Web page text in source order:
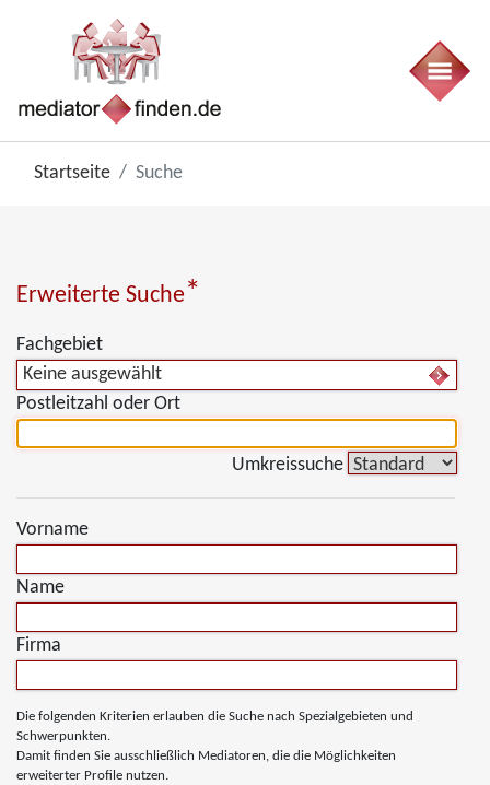
Startseite Suche
Erweiterte Suche*
Fachgebiet
Keine ausgewählt
Postleitzahl oder Ort
Umkreissuche
Vorname
Name
Firma
Die folgenden Kriterien erlauben die Suche nach Spezialgebieten und
Schwerpunkten.
Damit finden Sie ausschließlich Mediatoren, die die Möglichkeiten
erweiterter Profile nutzen.